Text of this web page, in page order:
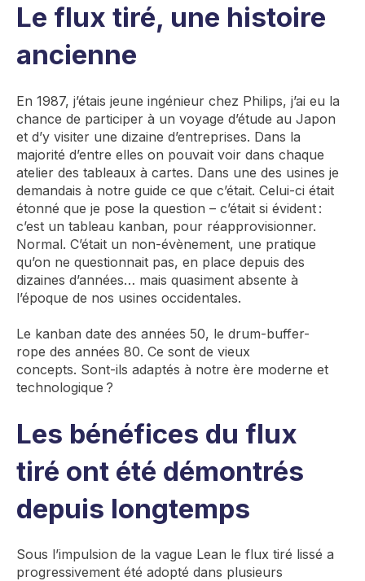
Le flux tiré, une histoire
ancienne
En 1987, j’étais jeune ingénieur chez Philips, j’ai eu la
chance de participer à un voyage d’étude au Japon
et d’y visiter une dizaine d’entreprises. Dans la
majorité d’entre elles on pouvait voir dans chaque
atelier des tableaux à cartes. Dans une des usines je
demandais à notre guide ce que c’était. Celui-ci était
étonné que je pose la question – c’était si évident :
c’est un tableau kanban, pour réapprovisionner.
Normal. C’était un non-évènement, une pratique
qu’on ne questionnait pas, en place depuis des
dizaines d’années… mais quasiment absente à
l’époque de nos usines occidentales.
Le kanban date des années 50, le drum-buffer-
rope des années 80. Ce sont de vieux
concepts. Sont-ils adaptés à notre ère moderne et
technologique ?
Les bénéfices du flux
tiré ont été démontrés
depuis longtemps
Sous l’impulsion de la vague Lean le flux tiré lissé a
progressivement été adopté dans plusieurs